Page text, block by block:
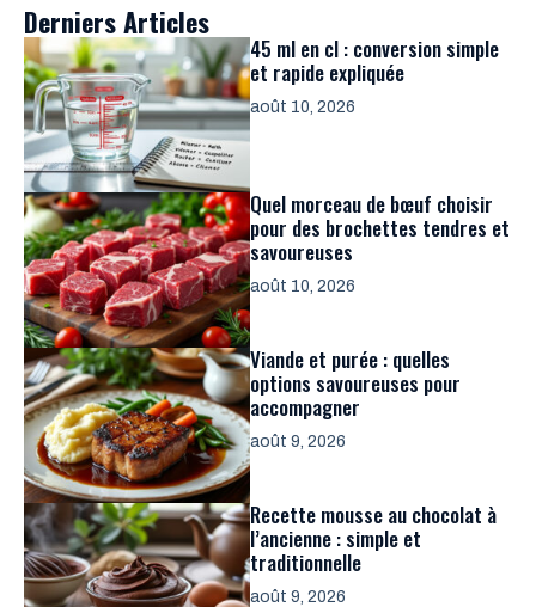
Derniers Articles
45 ml en cl : conversion simple
et rapide expliquée
août 10, 2026
Quel morceau de bœuf choisir
pour des brochettes tendres et
savoureuses
août 10, 2026
Viande et purée : quelles
options savoureuses pour
accompagner
août 9, 2026
Recette mousse au chocolat à
l’ancienne : simple et
traditionnelle
août 9, 2026